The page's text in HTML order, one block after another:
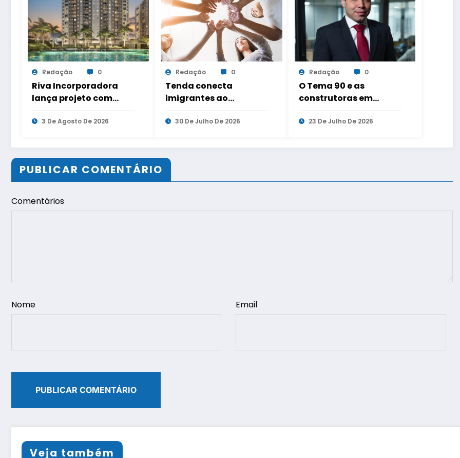
Redação 0
Riva Incorporadora
lança projeto com
quatro condomínios
no Andaraí
3 De Agosto De 2026
Redação 0
Tenda conecta
imigrantes ao
mercado de trabalho
com evento em três
30 De Julho De 2026
Redação 0
O Tema 90 e as
construtoras em
recuperação judicial
23 De Julho De 2026
PUBLICAR COMENTÁRIO
Comentários
Nome Email
Veja também